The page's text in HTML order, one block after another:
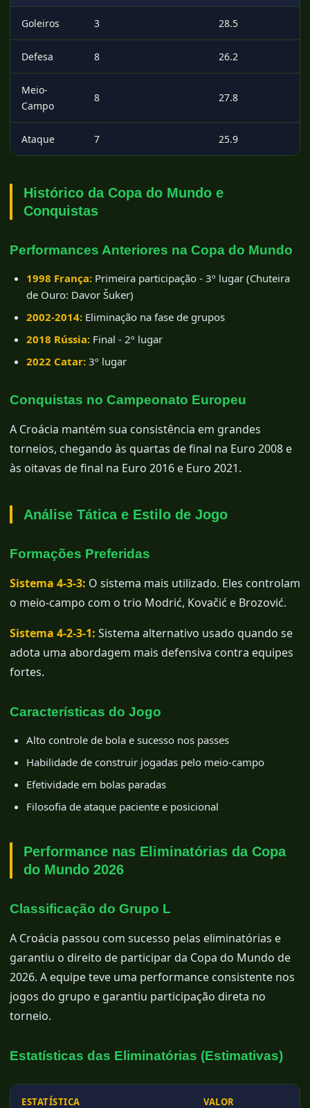
Goleiros 3 28.5
Defesa 8 26.2
Meio-
Campo
8 27.8
Ataque 7 25.9
Histórico da Copa do Mundo e
Conquistas
Performances Anteriores na Copa do Mundo
1998 França: Primeira participação - 3º lugar (Chuteira
de Ouro: Davor Šuker)
2002-2014: Eliminação na fase de grupos
2018 Rússia: Final - 2º lugar
2022 Catar: 3º lugar
Conquistas no Campeonato Europeu
A Croácia mantém sua consistência em grandes
torneios, chegando às quartas de final na Euro 2008 e
às oitavas de final na Euro 2016 e Euro 2021.
Análise Tática e Estilo de Jogo
Formações Preferidas
Sistema 4-3-3: O sistema mais utilizado. Eles controlam
o meio-campo com o trio Modrić, Kovačić e Brozović.
Sistema 4-2-3-1: Sistema alternativo usado quando se
adota uma abordagem mais defensiva contra equipes
fortes.
Características do Jogo
Alto controle de bola e sucesso nos passes
Habilidade de construir jogadas pelo meio-campo
Efetividade em bolas paradas
Filosofia de ataque paciente e posicional
Performance nas Eliminatórias da Copa
do Mundo 2026
Classificação do Grupo L
A Croácia passou com sucesso pelas eliminatórias e
garantiu o direito de participar da Copa do Mundo de
2026. A equipe teve uma performance consistente nos
jogos do grupo e garantiu participação direta no
torneio.
Estatísticas das Eliminatórias (Estimativas)
ESTATÍSTICA VALOR